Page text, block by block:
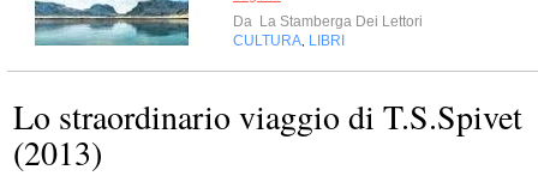
Da La Stamberga Dei Lettori
CULTURA LIBRI
Lo straordinario viaggio di T.S.Spivet
(2013)